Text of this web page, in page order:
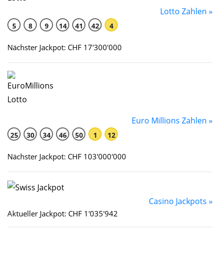
Lotto Zahlen »
5 8 9 14 41 42 4
Nächster Jackpot: CHF 17'300'000
Euro Millions Zahlen »
25 30 34 46 50 1 12
Nächster Jackpot: CHF 103'000'000
Casino Jackpots »
Aktueller Jackpot: CHF 1'035'942